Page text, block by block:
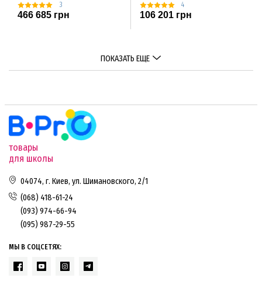
3
466 685 грн
4
106 201 грн
ПОКАЗАТЬ ЕЩЕ
товары
для школы
04074, г. Киев, ул. Шимановского, 2/1
(068) 418-61-24
(093) 974-66-94
(095) 987-29-55
МЫ В СОЦСЕТЯХ: